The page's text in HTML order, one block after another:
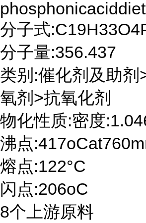
分子式
分子量:356.437
类别:催化剂及助剂
氧剂>抗氧化剂
物化性质:密度
沸点
熔点:122°C
闪点:206oC
8个上游原料